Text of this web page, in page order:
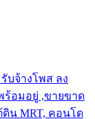
รับจ้างโพส ลง
ร้อมอยู่ ,ขายขาด
น MRT, คอนโด